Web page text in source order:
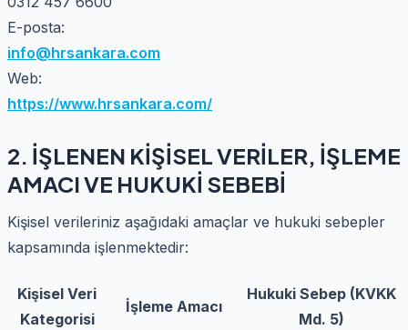
E-posta:
info@hrsankara.com
Web:
https://www.hrsankara.com/
2. İŞLENEN KİŞİSEL VERİLER, İŞLEME
AMACI VE HUKUKİ SEBEBİ
Kişisel verileriniz aşağıdaki amaçlar ve hukuki sebepler
kapsamında işlenmektedir:
Kişisel Veri
Kategorisi
İşleme Amacı
Hukuki Sebep (KVKK
Md. 5)